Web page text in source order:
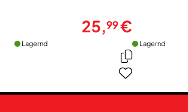
25,99€
Lagernd Lagernd